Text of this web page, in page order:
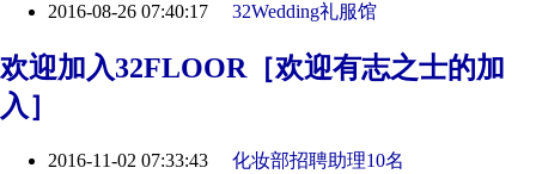
2016-08-26 07:40:17 32Wedding礼服馆
欢迎加入32FLOOR［欢迎有志之士的加
入］
2016-11-02 07:33:43
化妆部招聘助理10名